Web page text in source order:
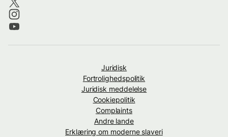
Juridisk
Fortrolighedspolitik
Juridisk meddelelse
Cookiepolitik
Complaints
Andre lande
Erklæring om moderne slaveri